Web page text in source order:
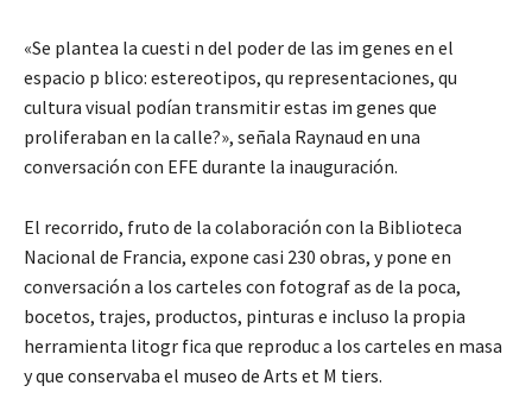
«Se plantea la cuesti n del poder de las im genes en el
espacio p blico: estereotipos, qu representaciones, qu
cultura visual podían transmitir estas im genes que
proliferaban en la calle?», señala Raynaud en una
conversación con EFE durante la inauguración.
El recorrido, fruto de la colaboración con la Biblioteca
Nacional de Francia, expone casi 230 obras, y pone en
conversación a los carteles con fotograf as de la poca,
bocetos, trajes, productos, pinturas e incluso la propia
herramienta litogr fica que reproduc a los carteles en masa
y que conservaba el museo de Arts et M tiers.